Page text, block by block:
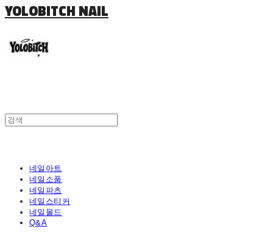
YOLOBITCH NAIL
네일아트
네일소품
네일파츠
네일스티커
네일몰드
Q&A